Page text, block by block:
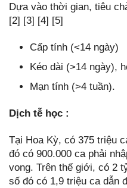
Dựa vào thời gian, tiêu
[2] [3] [4] [5]
Cấp tính (<14 ngày)
Kéo dài (>14 ngày),
Mạn tính (>4 tuần).
Dịch tễ học :
Tại Hoa Kỳ, có 375 triệu
đó có 900.000 ca phải
vong. Trên thế giới, có 2
số đó có 1,9 triệu ca dẫn